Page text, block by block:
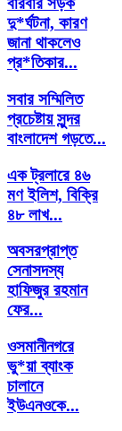
দু*র্ঘটনা, কারণ
জানা থাকলেও
প্র*তিকার...
সবার সম্মিলিত
প্রচেষ্টায় সুন্দর
বাংলাদেশ গড়তে...
এক ট্রলারে ৪৬
মণ ইলিশ, বিক্রি
৪৮ লাখ...
অবসরপ্রাপ্ত
সেনাসদস্য
হাফিজুর রহমান
ফের...
ওসমানীনগরে
ভু*য়া ব্যাংক
চালানে
ইউএনওকে...